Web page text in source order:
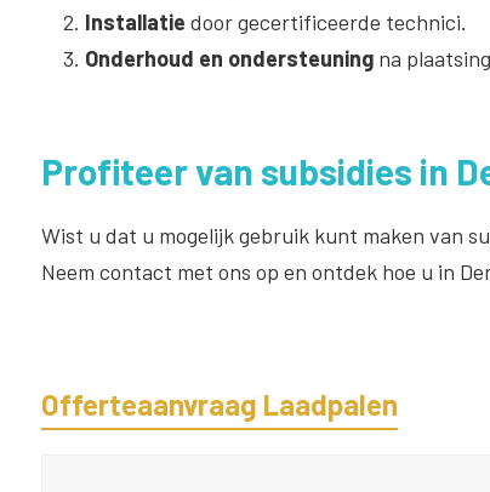
Installatie door gecertificeerde technici.
Onderhoud en ondersteuningna
Profiteer van subsidies in
Wist u dat u mogelijk gebruik kunt maken van
Neem contact met ons op en ontdek hoe u in
Offerteaanvraag Laadpalen